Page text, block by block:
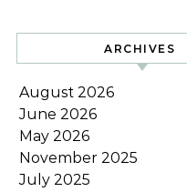
ARCHIVES
August 2026
June 2026
May 2026
November 2025
July 2025